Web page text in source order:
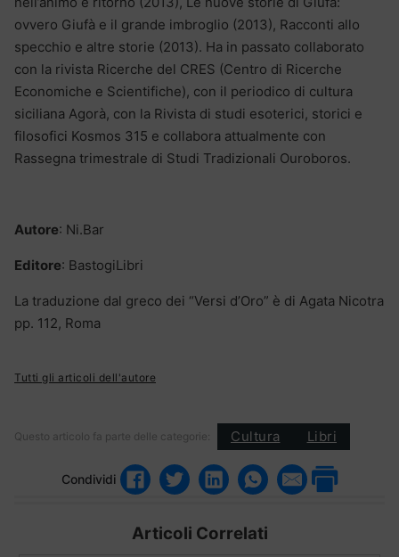
ovvero Giufà e il grande imbroglio (2013), Racconti allo
specchio e altre storie (2013). Ha in passato collaborato
con la rivista Ricerche del CRES (Centro di Ricerche
Economiche e Scientifiche), con il periodico di cultura
siciliana Agorà, con la Rivista di studi esoterici, storici e
filosofici Kosmos 315 e collabora attualmente con
Rassegna trimestrale di Studi Tradizionali Ouroboros.
Autore: Ni.Bar
Editore: BastogiLibri
La traduzione dal greco dei “Versi d’Oro” è di Agata Nicotra
pp. 112, Roma
Tutti gli articoli dell'autore
Questo articolo fa parte delle categorie: Cultura Libri
Condividi
Articoli Correlati